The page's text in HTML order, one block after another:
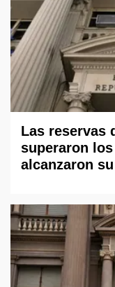
Las reservas
superaron
alcanzaron